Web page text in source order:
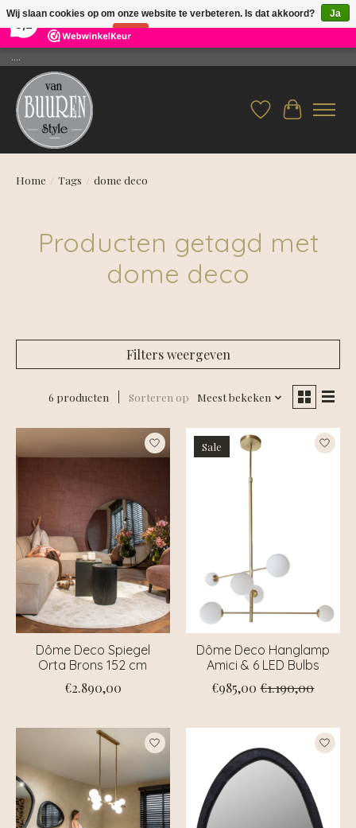
26 Reviews ×
....
Verlanglijst
Home / Tags / dome deco
Producten getagd met
dome deco
Filters weergeven
6 producten Sorteren op Meest bekeken
Dôme Deco Spiegel
Orta Brons 152 cm
€2.890,00
Sale
Dôme Deco Hanglamp
Amici & 6 LED Bulbs
€985,00 €1.190,00
Wij slaan cookies op om onze website te verbeteren. Is dat akkoord?
Ja
Nee